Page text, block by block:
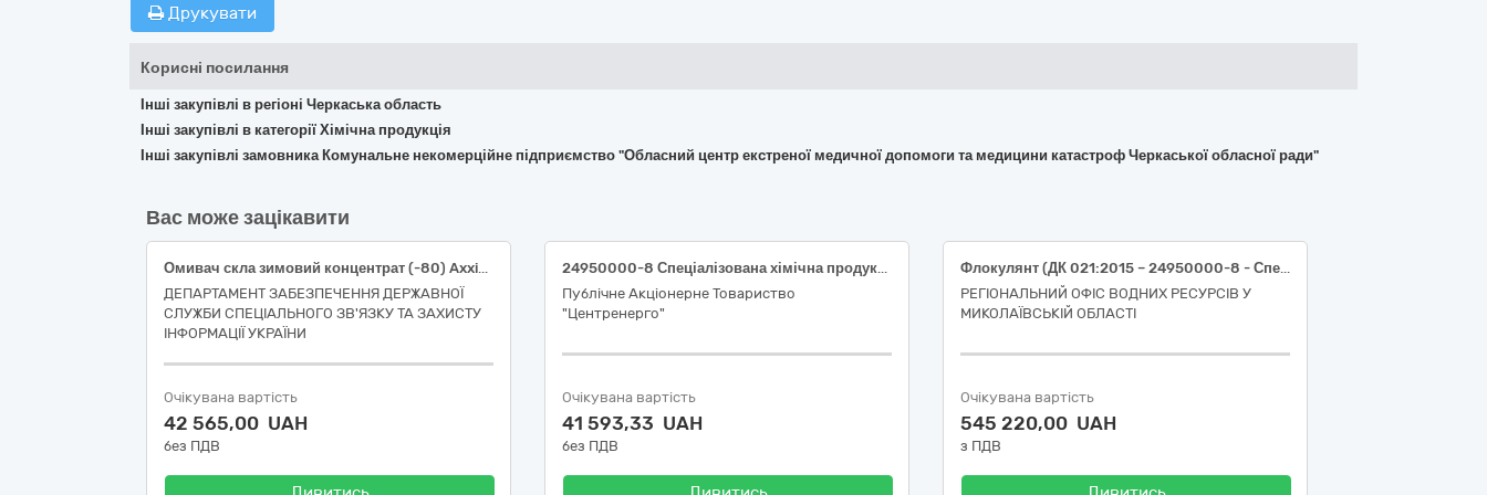
Друкувати
Корисні посилання
Інші закупівлі в регіоні Черкаська область
Інші закупівлі в категорії Хімічна продукція
Інші закупівлі замовника Комунальне некомерційне підприємство "Обласний центр екcтреної медичної допомоги та медицини катастроф Черкаської обласної ради"
Вас може зацікавити
Омивач скла зимовий концентрат (-80) Axxis Bubble Gum
ДЕПАРТАМЕНТ ЗАБЕЗПЕЧЕННЯ ДЕРЖАВНОЇ
СЛУЖБИ СПЕЦІАЛЬНОГО ЗВ'ЯЗКУ ТА ЗАХИСТУ
ІНФОРМАЦІЇ УКРАЇНИ
Очікувана вартість
42 565,00 UAH
без ПДВ
24950000-8 Спеціалізована хімічна продукція (Протиожеледний реагент)
Публічне Акціонерне Товариство
"Центренерго"
Очікувана вартість
41 593,33 UAH
без ПДВ
Флокулянт (ДК 021:2015 – 24950000-8 - Спеціалізована хімічна продукція)
РЕГІОНАЛЬНИЙ ОФІС ВОДНИХ РЕСУРСІВ У
МИКОЛАЇВСЬКІЙ ОБЛАСТІ
Очікувана вартість
545 220,00 UAH
з ПДВ